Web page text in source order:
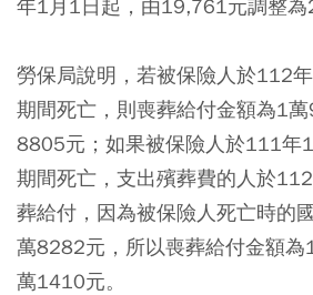
年1月1日起，由19,761元調整為
勞保局說明，若被保險人於112
期間死亡，則喪葬給付金額為1
8805元；如果被保險人於111年
期間死亡，支出殯葬費的人於
葬給付，因為被保險人死亡時的
萬8282元，所以喪葬給付金額
萬1410元。